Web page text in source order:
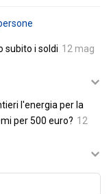
subito i soldi 12 mag
l'energia per la
per 500 euro? 12